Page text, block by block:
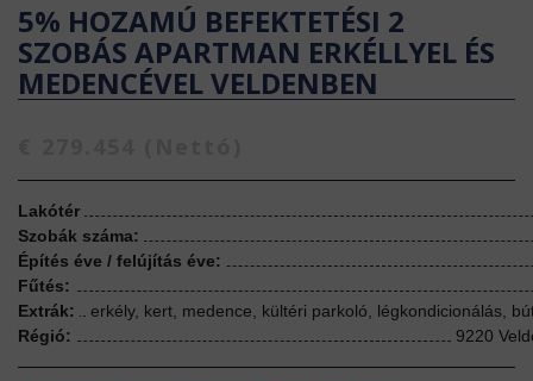
5% HOZAMÚ BEFEKTETÉSI 2
SZOBÁS APARTMAN ERKÉLLYEL ÉS
MEDENCÉVEL VELDENBEN
Lakótér
Szobák száma:
Építés éve / felújítás éve:
Fűtés:
Extrák:
erkély, kert, medence, kültéri parkoló, légkondicionálás,
Régió:
9220